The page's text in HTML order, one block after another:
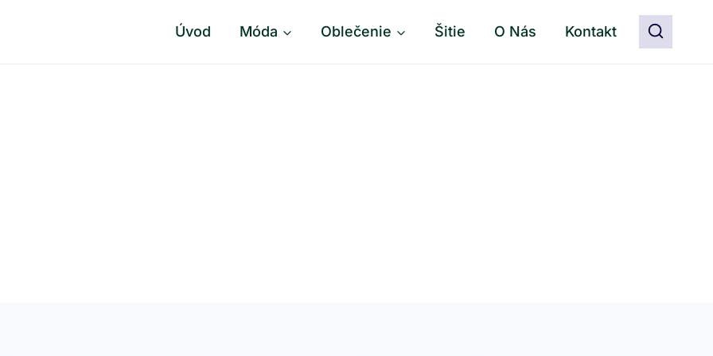
Úvod Móda Oblečenie Šitie O Nás Kontakt